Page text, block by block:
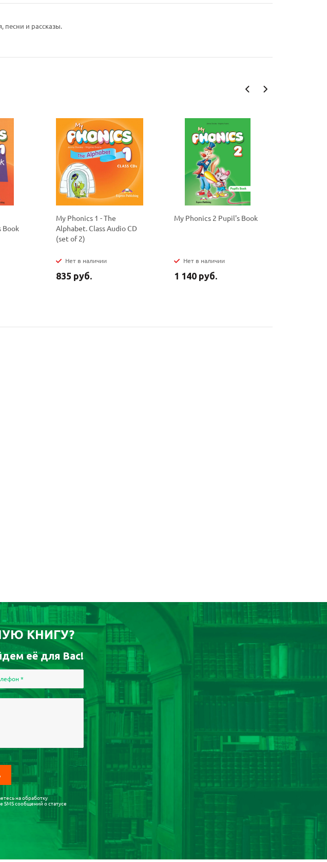
песни и рассказы.
Book
My Phonics 1 - The
Alphabet. Class Audio CD
(set of 2)
Нет в наличии
835 руб.
My Phonics 2 Pupil's Book
Нет в наличии
1 140 руб.
КНИГУ?
её для Вас!
*
наобработку
SMS сообщений о статусе
политикой
политикой